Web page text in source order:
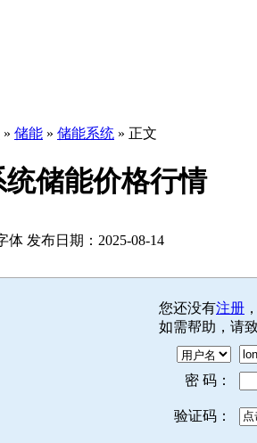
» 储能 » 储能系统 » 正文
统储能价格行情
发布日期：2025-08-14
您还没有注册
如需帮助，请
密 码：
验证码：